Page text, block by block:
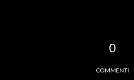
0
COMMENTI